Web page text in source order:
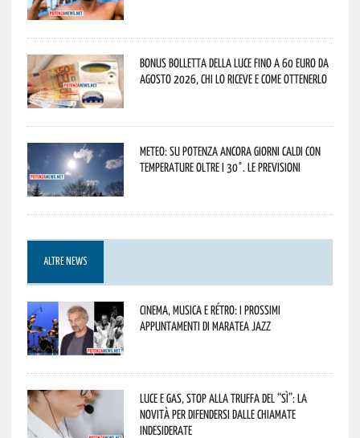
Bonus bolletta della luce fino a 60 euro da
agosto 2026, chi lo riceve e come ottenerlo
Meteo: su Potenza ancora giorni caldi con
temperature oltre i 30°. Le previsioni
ALTRE NEWS
Cinema, musica e rétro: i prossimi
appuntamenti di Maratea Jazz
Luce e gas, stop alla truffa del “Sì”: la
novità per difendersi dalle chiamate
indesiderate